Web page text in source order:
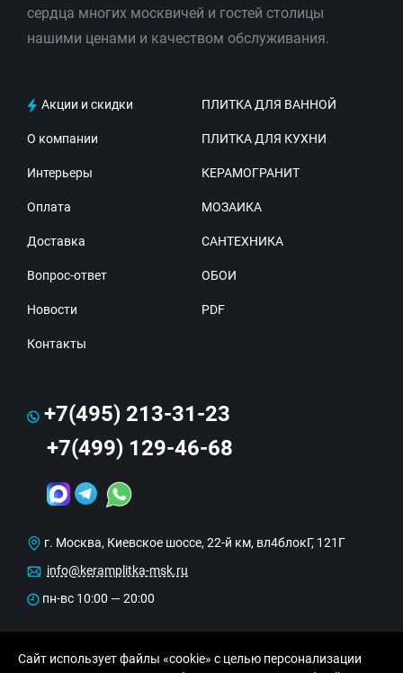
сердца многих москвичей и гостей столицы
нашими ценами и качеством обслуживания.
Акции и скидки
О компании
Интерьеры
Оплата
Доставка
Вопрос-ответ
Новости
Контакты
ПЛИТКА ДЛЯ ВАННОЙ
ПЛИТКА ДЛЯ КУХНИ
КЕРАМОГРАНИТ
МОЗАИКА
САНТЕХНИКА
ОБОИ
PDF
+7(495) 213-31-23
+7(499) 129-46-68
г. Москва, Киевское шоссе, 22-й км, вл4блокГ, 121Г
info@keramplitka-msk.ru
пн-вс 10:00 — 20:00
Сайт использует файлы «cookie» с целью персонализации